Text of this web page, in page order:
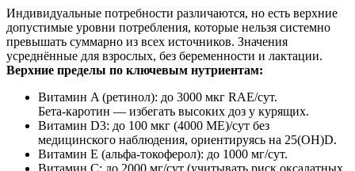
Индивидуальные потребности различаются, но есть верхние
допустимые уровни потребления, которые нельзя системно
превышать суммарно из всех источников. Значения
усреднённые для взрослых, без беременности и лактации.
Верхние пределы по ключевым нутриентам:
Витамин A (ретинол): до 3000 мкг RAE/сут.
Бета‑каротин — избегать высоких доз у курящих.
Витамин D3: до 100 мкг (4000 МЕ)/сут без
медицинского наблюдения, ориентируясь на 25(OH)D.
Витамин E (альфа‑токоферол): до 1000 мг/сут.